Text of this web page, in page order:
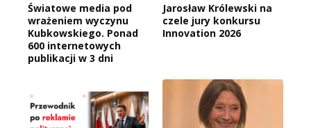
Światowe media pod
wrażeniem wyczynu
Kubkowskiego. Ponad
600 internetowych
publikacji w 3 dni
Jarosław Królewski na
czele jury konkursu
Innovation 2026